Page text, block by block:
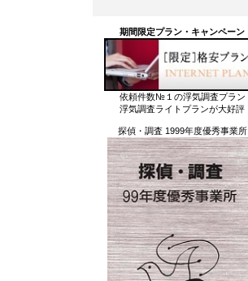
期間限定プラン・キャンペーン
依頼件数№１の浮気調査プラン
浮気調査ライトプランが大好評
探偵・調査 1999年度優秀事業所